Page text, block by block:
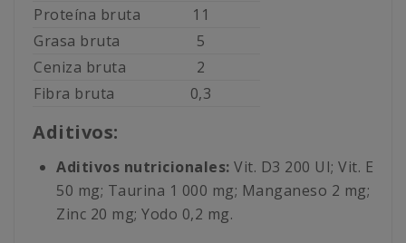
Proteína bruta
11
Grasa bruta
5
Ceniza bruta
2
Fibra bruta
0,3
Aditivos:
Aditivos nutricionales: Vit. D3 200 UI; Vit. E
50 mg; Taurina 1 000 mg; Manganeso 2 mg;
Zinc 20 mg; Yodo 0,2 mg.